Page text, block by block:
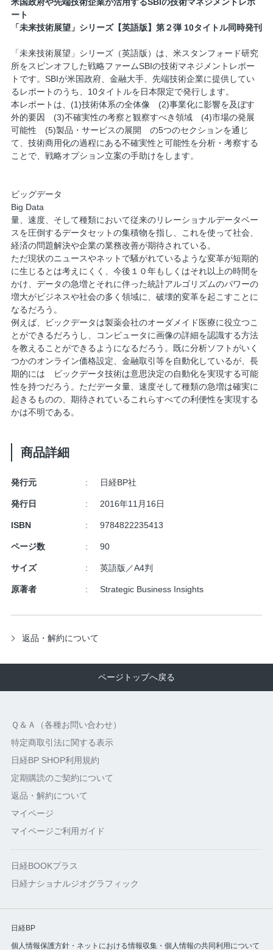
米国政府や先端技術企業が活用するSBIの技術マネジメントレポ
ート
「未来技術展望」シリーズ【英語版】第２弾 10タイトル同時発刊
「未来技術展望」シリーズ（英語版）は、米スタンフォード研究
所をスピンオフした戦略ファームSBIの技術マネジメントレポー
トです。SBIが米国政府、金融大手、先端技術企業に提供してい
るレポートのうち、10タイトルを日本限定で発行します。
本レポートは、(1)技術体系の全体像 (2)事業化に影響を及ぼす
外的要因 (3)不確実性の考察と観察すべき領域 (4)市場の発展
可能性 (5)製品・サービスの展開 の5つのセクションを通じ
て、技術商用化の過程にある不確実性と可能性を分析・考察する
ことで、戦略オプション立案の手助けをします。
ビッグデータ
Big Data
量、速度、そして種類において従来のリレーショナルデータベー
スを圧倒するデータセットの集積物を指し、これを使って社会、
経済の問題解決や企業の業務改善が期待されている。
ただ現状のニュースやネットで騒がれているような変革が短期的
に生じるとは考えにくく、今後１０年もしくはそれ以上の時間を
かけ、データの急増とそれに伴った統計アルゴリズムのパワーの
増大がビジネスや社会の多く領域に、破壊的変革を起こすことに
なるだろう。
例えば、ビックデータは製薬会社のオーダメイド医療に役立つこ
とができるだろうし、コンピュータに画像の詳細を認識する方法
を教えることができるようになるだろう。既に分析ソフトがいく
つかのオンライン価格設定、金融取引等を自動化しているが、長
期的には ビックデータ技術は意思決定の自動化を実現する可能
性を持つだろう。ただデータ量、速度そして種類の急増は確実に
起きるものの、期待されているこれらすべての利便性を実現する
かは不明である。
商品詳細
発行元 日経BP社
発行日 2016年11月16日
ISBN 9784822235413
ページ数 90
サイズ 英語版／A4判
原著者 Strategic Business Insights
返品・解約について
ページトップへ戻る
Ｑ＆Ａ（各種お問い合わせ）
特定商取引法に関する表示
日経BP SHOP利用規約
定期購読のご契約について
返品・解約について
マイページ
マイページご利用ガイド
日経BOOKプラス
日経ナショナルジオグラフィック
日経BP
個人情報保護方針・ネットにおける情報収集・個人情報の共同利用について